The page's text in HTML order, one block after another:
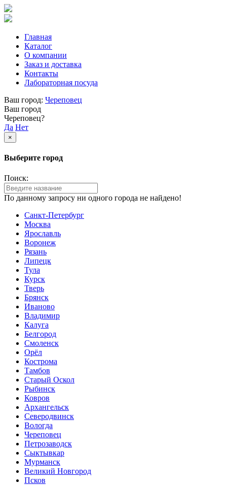
Главная
Каталог
О компании
Заказ и доставка
Контакты
Лабораторная посуда
Ваш город: Череповец
Ваш город
Череповец?
Да Нет
×
Выберите город
Поиск:
По данному запросу ни одного города не найдено!
Санкт-Петербург
Москва
Ярославль
Воронеж
Рязань
Липецк
Тула
Курск
Тверь
Брянск
Иваново
Владимир
Калуга
Белгород
Смоленск
Орёл
Кострома
Тамбов
Старый Оскол
Рыбинск
Ковров
Архангельск
Северодвинск
Вологда
Череповец
Петрозаводск
Сыктывкар
Мурманск
Великий Новгород
Псков